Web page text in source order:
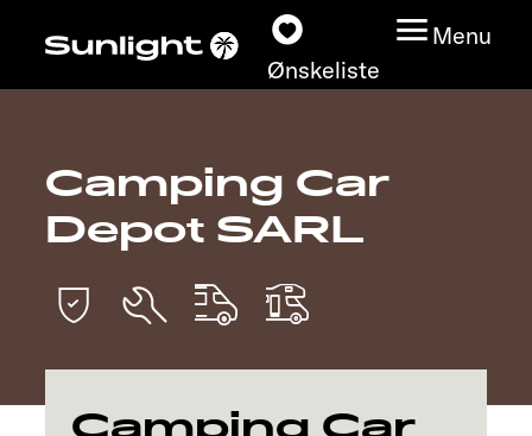
Ønskeliste
Menu
Modeller
Find din Sunlight
Camping Car
Depot SARL